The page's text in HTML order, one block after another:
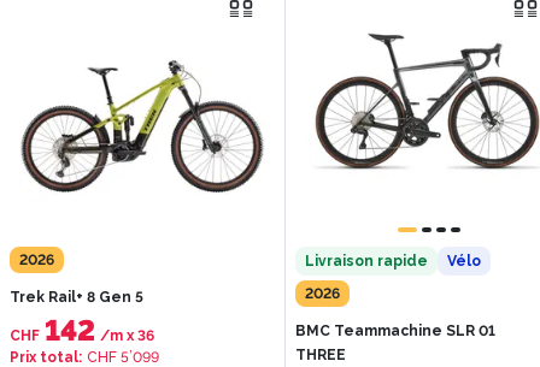
2026
Trek Rail+ 8 Gen 5
CHF 142 /m x 36
Prix total: CHF 5’099
Livraison rapide
Vélo
2026
BMC Teammachine SLR 01
THREE